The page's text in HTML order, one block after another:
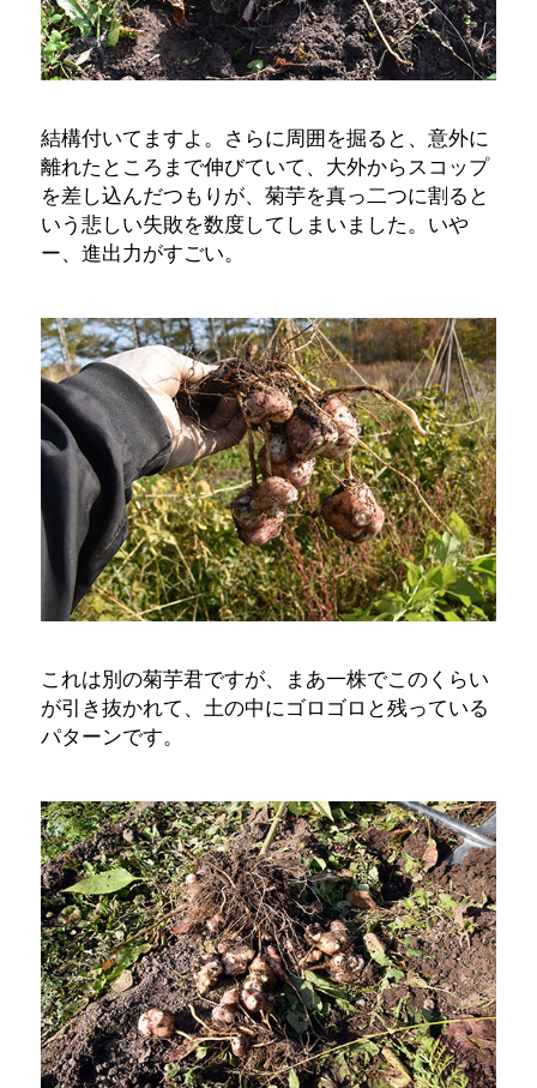
結構付いてますよ。さらに周囲を掘ると、意外に
離れたところまで伸びていて、大外からスコップ
を差し込んだつもりが、菊芋を真っ二つに割ると
いう悲しい失敗を数度してしまいました。いや
ー、進出力がすごい。
これは別の菊芋君ですが、まあ一株でこのくらい
が引き抜かれて、土の中にゴロゴロと残っている
パターンです。